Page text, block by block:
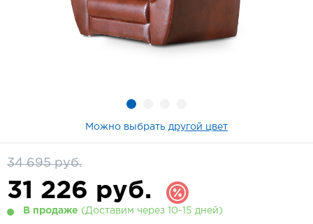
Можно выбрать другой цвет
34 695 руб.
31 226 руб.
В продаже (Доставим через 10-15 дней)